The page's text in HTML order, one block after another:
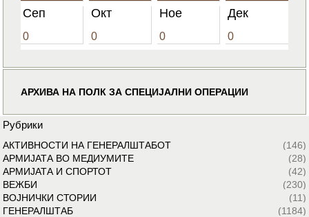
Сеп
0
Окт
0
Ное
0
Дек
0
АРХИВА НА ПОЛК ЗА СПЕЦИЈАЛНИ ОПЕРАЦИИ
Рубрики
АКТИВНОСТИ НА ГЕНЕРАЛШТАБОТ
(146)
АРМИЈАТА ВО МЕДИУМИТЕ
(28)
АРМИЈАТА И СПОРТОТ
(42)
ВЕЖБИ
(230)
ВОЈНИЧКИ СТОРИИ
(11)
ГЕНЕРАЛШТАБ
(1184)